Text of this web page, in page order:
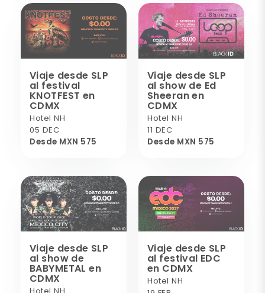
Viaje desde SLP
al festival
KNOTFEST en
CDMX
Hotel NH
05 DEC
Desde MXN 575
Viaje desde SLP
al show de Ed
Sheeran en
CDMX
Hotel NH
11 DEC
Desde MXN 575
Viaje desde SLP
al show de
BABYMETAL en
CDMX
Viaje desde SLP
al festival EDC
en CDMX
Hotel NH